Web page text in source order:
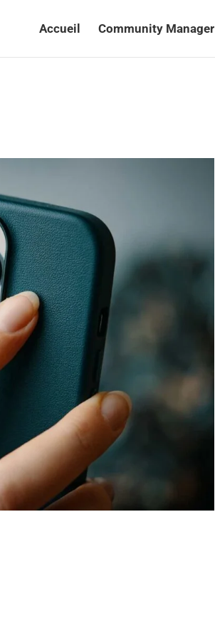
Accueil Community Manager